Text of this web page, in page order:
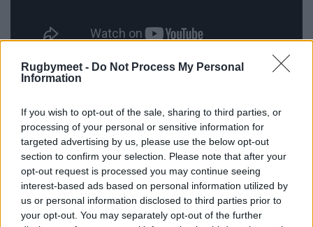
Rugbymeet - Do Not Process My Personal
Information
If you wish to opt-out of the sale, sharing to third parties, or
processing of your personal or sensitive information for
targeted advertising by us, please use the below opt-out
section to confirm your selection. Please note that after your
opt-out request is processed you may continue seeing
interest-based ads based on personal information utilized by
us or personal information disclosed to third parties prior to
your opt-out. You may separately opt-out of the further
Rugby Championship:
Argentina batte l’Australia
28-26 a Sydney e rilancia
la corsa al titolo